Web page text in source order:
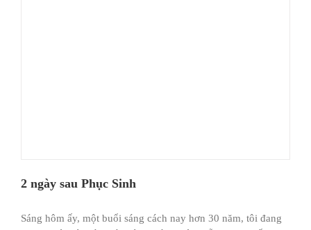
2 ngày sau Phục Sinh
Sáng hôm ấy, một buổi sáng cách nay hơn 30 năm, tôi đang